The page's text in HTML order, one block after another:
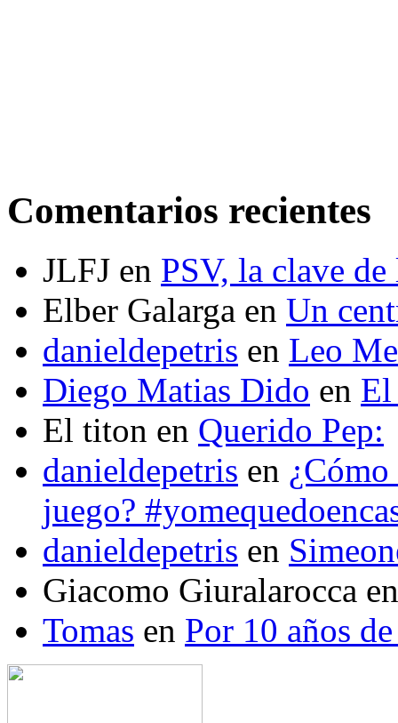
Comentarios recientes
JLFJ en PSV, la clave
Elber Galarga en Un
danieldepetris en Leo
Diego Matias Dido en El
El titon en Querido Pep:
danieldepetris en
juego?
danieldepetris en
Giacomo Giuralarocca
Tomas en Por 10 años